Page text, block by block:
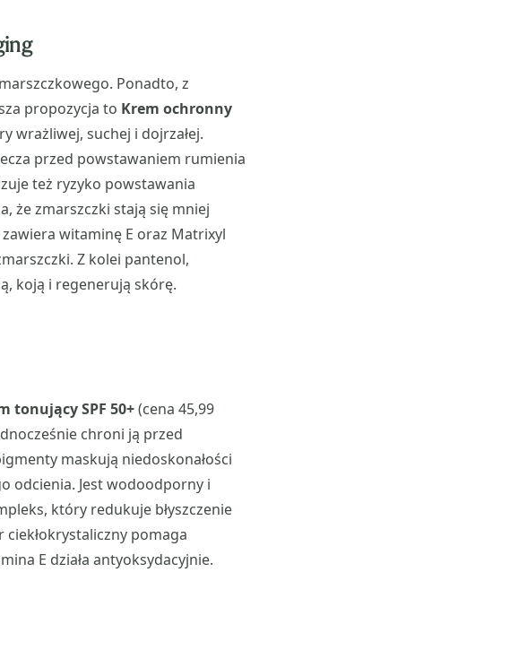
Ponadto, z
propozycja to Krem ochronny
wrażliwej, suchej i dojrzałej.
przed powstawaniem rumienia
też ryzyko powstawania
że zmarszczki stają się mniej
witaminę E oraz Matrixyl
Z kolei pantenol,
koją i regenerują skórę.
tonujący SPF 50+(cena 45,99
chroni ją przed
maskują niedoskonałości
odcienia. Jest wodoodporny i
który redukuje błyszczenie
pomaga
E działa antyoksydacyjnie.